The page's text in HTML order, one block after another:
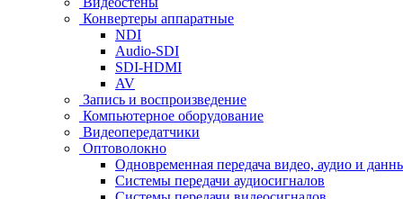
Конвертеры аппаратные
NDI
Audio-SDI
SDI-HDMI
AV
Запись и воспроизведение
Компьютерное оборудование
Видеопередатчики
Оптоволокно
Одновременная передача видео, аудио и
Системы передачи аудиосигналов